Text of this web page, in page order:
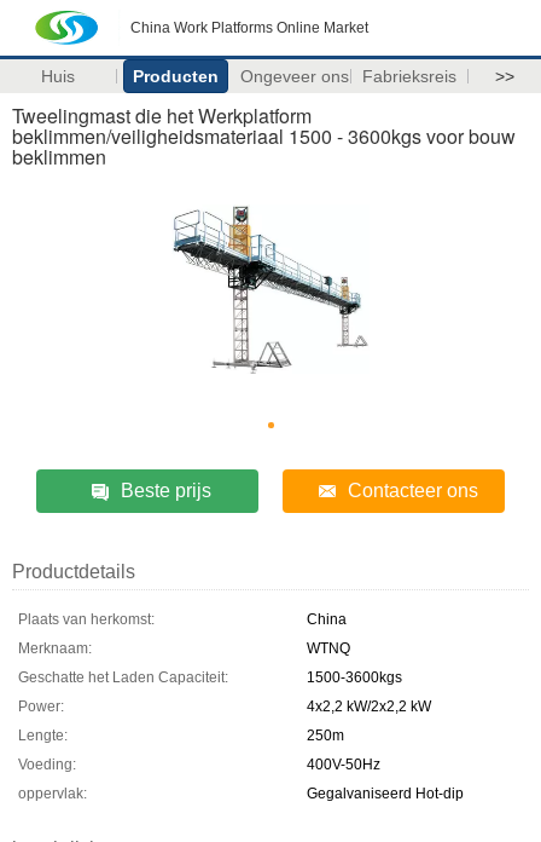
China Work Platforms Online Market
Huis Producten Ongeveer ons Fabrieksreis >>
Tweelingmast die het Werkplatform
beklimmen/veiligheidsmateriaal 1500 - 3600kgs voor bouw
beklimmen
Beste prijs Contacteer ons
Productdetails
Plaats van herkomst:
China
Merknaam:
WTNQ
Geschatte het Laden Capaciteit:
1500-3600kgs
Power:
4x2,2 kW/2x2,2 kW
Lengte:
250m
Voeding:
400V-50Hz
oppervlak:
Gegalvaniseerd Hot-dip